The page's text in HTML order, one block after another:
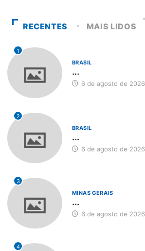
RECENTES MAIS LIDOS
1
BRASIL
...
6 de agosto de 2026
2
BRASIL
...
6 de agosto de 2026
3
MINAS GERAIS
...
6 de agosto de 2026
4